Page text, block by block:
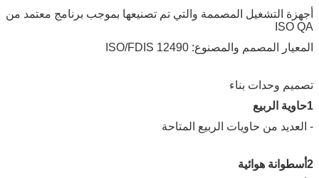
أجهزة التشغيل المصممة والتي تم تصنيعها بموجب برنامج معتمد من
ISO QA
المعيار المصمم والمصنوع: ISO/FDIS 12490
تصميم وحدات بناء
1حاوية الربيع
- العديد من حاويات الربيع المتاحة
2أسطوانة هوائية